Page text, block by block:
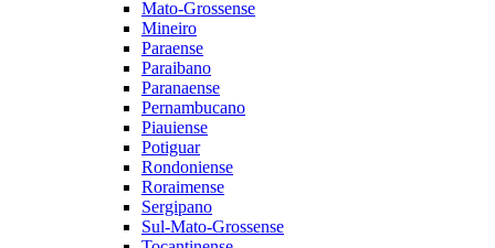
Mato-Grossense
Mineiro
Paraense
Paraibano
Paranaense
Pernambucano
Piauiense
Potiguar
Rondoniense
Roraimense
Sergipano
Sul-Mato-Grossense